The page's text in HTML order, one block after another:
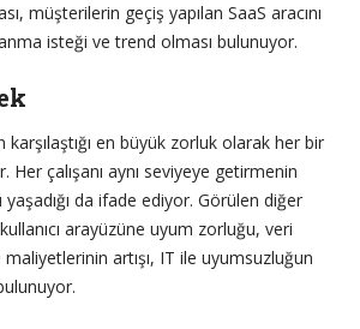
müşterilerin geçiş yapılan SaaS aracını
isteği ve trend olması bulunuyor.
en büyük zorluk olarak her bir
Her çalışanı aynı seviyeye getirmenin
yaşadığı da ifade ediyor. Görülen diğer
arayüzüne uyum zorluğu, veri
artışı, IT ile uyumsuzluğun